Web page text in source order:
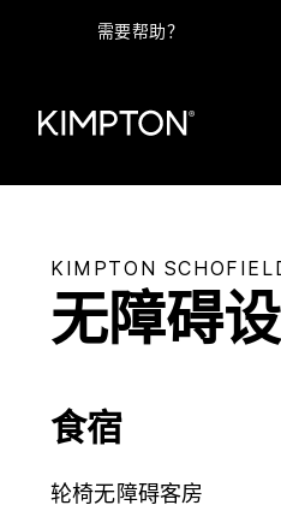
需要帮助？
KIMPTON
无障碍
食宿
轮椅无障碍客房